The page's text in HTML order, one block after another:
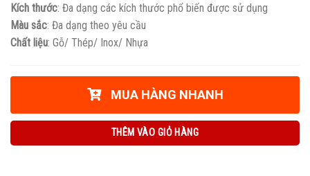
Kích thước: Đa dạng các kích thước phổ biến được sử dụng
Màu sắc: Đa dạng theo yêu cầu
Chất liệu: Gỗ/ Thép/ Inox/ Nhựa
MUA HÀNG NHANH
THÊM VÀO GIỎ HÀNG